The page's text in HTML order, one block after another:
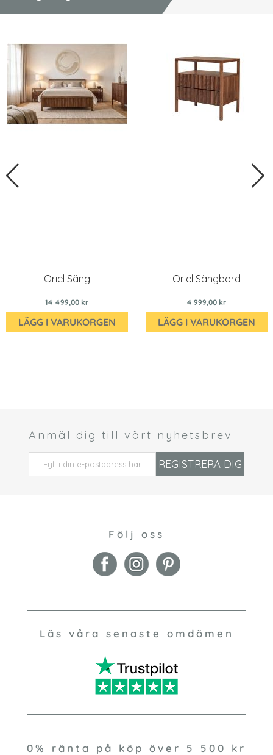
Oriel Säng
14 499,00 kr
LÄGG I VARUKORGEN
Oriel Sängbord
4 999,00 kr
LÄGG I VARUKORGEN
Anmäl dig till vårt nyhetsbrev
REGISTRERA DIG
Följ oss
Läs våra senaste omdömen
0% ränta på köp över 5 500 kr